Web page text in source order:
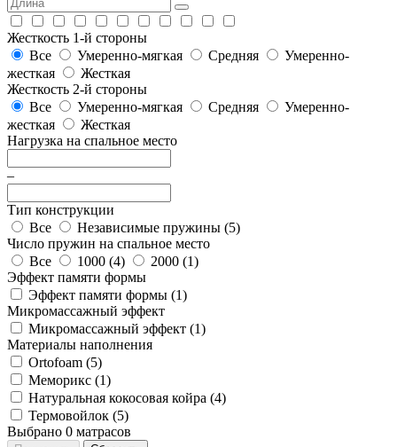
Жесткость 1-й стороны
Все
Умеренно-мягкая Средняя
Умеренно-
жесткая
Жесткая
Жесткость 2-й стороны
Все
Умеренно-мягкая Средняя
Умеренно-
жесткая
Жесткая
Нагрузка на спальное место
–
Тип конструкции
Все
Независимые пружины (5)
Число пружин на спальное место
Все
1000 (4) 2000 (1)
Эффект памяти формы
Эффект памяти формы (1)
Микромассажный эффект
Микромассажный эффект (1)
Материалы наполнения
Ortofoam (5)
Меморикс (1)
Натуральная кокосовая койра (4)
Термовойлок (5)
Выбрано 0 матрасов